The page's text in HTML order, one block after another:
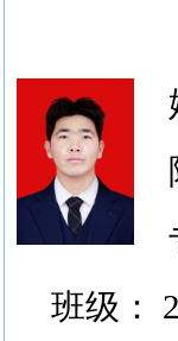
班级 ：